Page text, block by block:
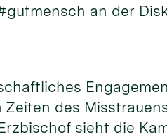
an der
des
sieht die